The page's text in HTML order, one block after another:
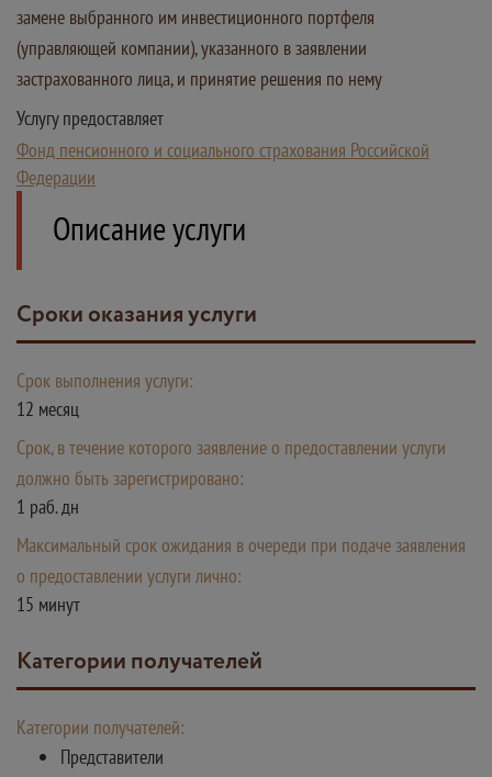
замене выбранного им инвестиционного портфеля
(управляющей компании), указанного в заявлении
застрахованного лица, и принятие решения по нему
Услугу предоставляет
Фонд пенсионного и социального страхования Российской
Федерации
Описание услуги
Сроки оказания услуги
Срок выполнения услуги:
12 месяц
Срок, в течение которого заявление о предоставлении услуги
должно быть зарегистрировано:
1 раб. дн
Максимальный срок ожидания в очереди при подаче заявления
о предоставлении услуги лично:
15 минут
Категории получателей
Категории получателей:
Представители